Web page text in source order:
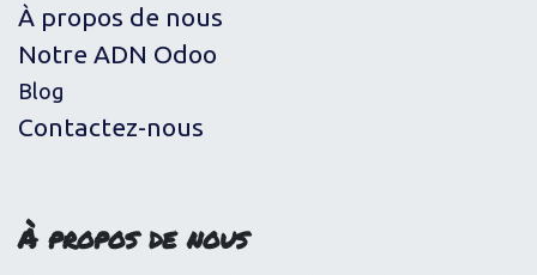
À propos de nous
Notre ADN Odoo
Blog
Contactez-nous
À propos de nous